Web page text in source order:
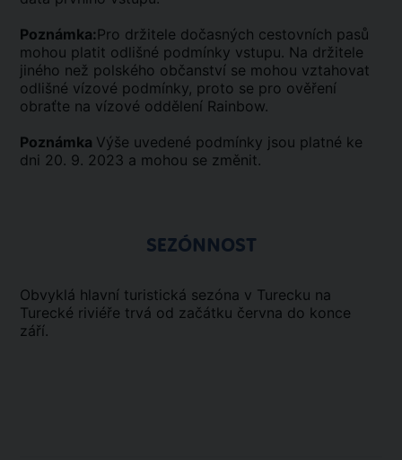
Poznámka: Pro držitele dočasných cestovních pasů
mohou platit odlišné podmínky vstupu. Na držitele
jiného než polského občanství se mohou vztahovat
odlišné vízové podmínky, proto se pro ověření
obraťte na vízové oddělení Rainbow.
Poznámka Výše uvedené podmínky jsou platné ke
dni 20. 9. 2023 a mohou se změnit.
SEZÓNNOST
Obvyklá hlavní turistická sezóna v Turecku na
Turecké riviéře trvá od začátku června do konce
září.